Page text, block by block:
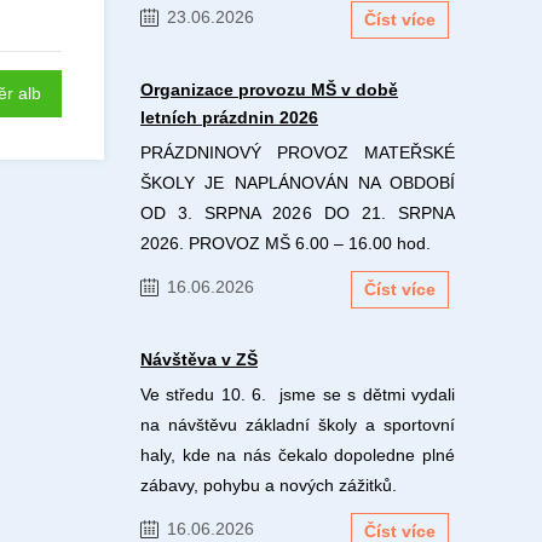
alb
23.06.2026 Číst více
Organizace provozu MŠ v době
letních prázdnin 2026
PRÁZDNINOVÝ PROVOZ MATEŘSKÉ
ŠKOLY JE NAPLÁNOVÁN NA OBDOBÍ
OD 3. SRPNA 2026 DO 21. SRPNA
2026. PROVOZ MŠ 6.00 – 16.00 hod.
16.06.2026 Číst více
Návštěva v ZŠ
Ve středu 10. 6. jsme se s dětmi vydali
na návštěvu základní školy a sportovní
haly, kde na nás čekalo dopoledne plné
zábavy, pohybu a nových zážitků.
16.06.2026 Číst více